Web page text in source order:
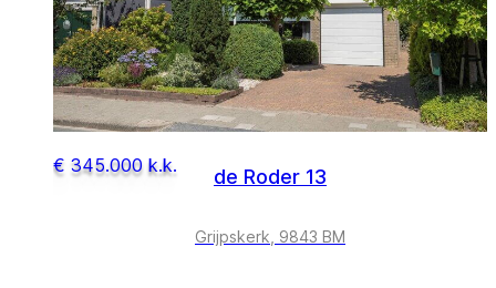
€ 345.000 k.k. de Roder 13
Grijpskerk, 9843 BM